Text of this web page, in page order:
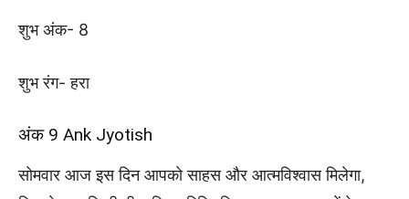
शुभ अंक- 8
शुभ रंग- हरा
अंक 9 Ank Jyotish
सोमवार आज इस दिन आपको साहस और आत्मविश्वास मिलेगा,